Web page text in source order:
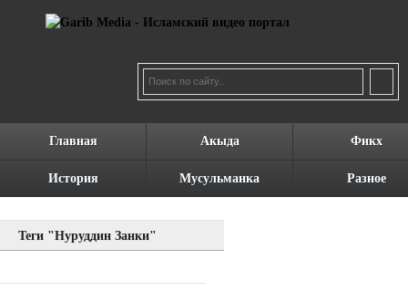
Главная Акыда Фикх
История Мусульманка Разное
Теги "Нуруддин Занки"